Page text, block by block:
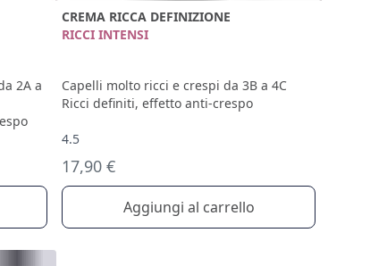
2A a
CREMA RICCA DEFINIZIONE
RICCI INTENSI
Capelli molto ricci e crespi da 3B a 4C
Ricci definiti, effetto anti-crespo
4.5
17,90 €
Aggiungi al carrello